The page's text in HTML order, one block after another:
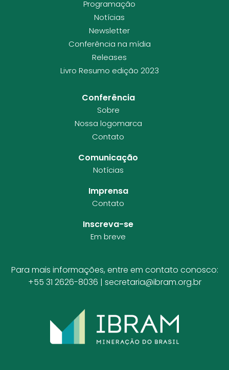
Programação
Notícias
Newsletter
Conferência na mídia
Releases
Livro Resumo edição 2023
Conferência
Sobre
Nossa logomarca
Contato
Comunicação
Notícias
Imprensa
Contato
Inscreva-se
Em breve
Para mais informações, entre em contato conosco:
+55 31 2626-8036 | secretaria@ibram.org.br